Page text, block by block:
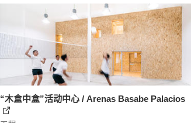
“木盒中盒”活动中心 / Arenas Basabe Palacios